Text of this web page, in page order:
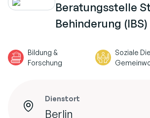
Beratungsstelle
Behinderung
Bildung &
Forschung
Soziale
Dienstort
Berlin